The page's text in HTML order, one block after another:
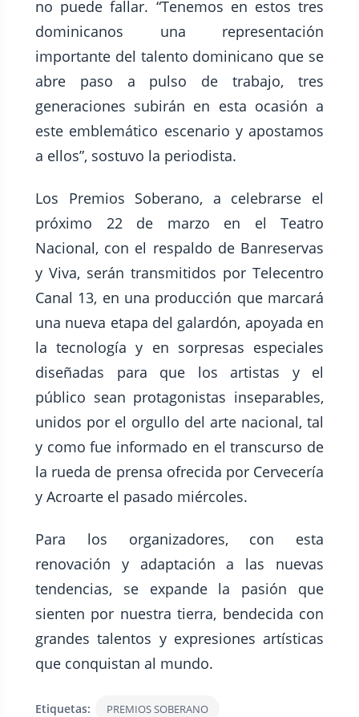
no puede fallar. “Tenemos en estos tres
dominicanos una representación
importante del talento dominicano que se
abre paso a pulso de trabajo, tres
generaciones subirán en esta ocasión a
este emblemático escenario y apostamos
a ellos”, sostuvo la periodista.
Los Premios Soberano, a celebrarse el
próximo 22 de marzo en el Teatro
Nacional, con el respaldo de Banreservas
y Viva, serán transmitidos por Telecentro
Canal 13, en una producción que marcará
una nueva etapa del galardón, apoyada en
la tecnología y en sorpresas especiales
diseñadas para que los artistas y el
público sean protagonistas inseparables,
unidos por el orgullo del arte nacional, tal
y como fue informado en el transcurso de
la rueda de prensa ofrecida por Cervecería
y Acroarte el pasado miércoles.
Para los organizadores, con esta
renovación y adaptación a las nuevas
tendencias, se expande la pasión que
sienten por nuestra tierra, bendecida con
grandes talentos y expresiones artísticas
que conquistan al mundo.
Etiquetas: PREMIOS SOBERANO